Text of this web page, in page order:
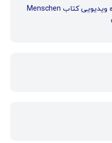
آموزش زبان آلمانی مبتدی - دوره ویدیویی کتاب Menschen